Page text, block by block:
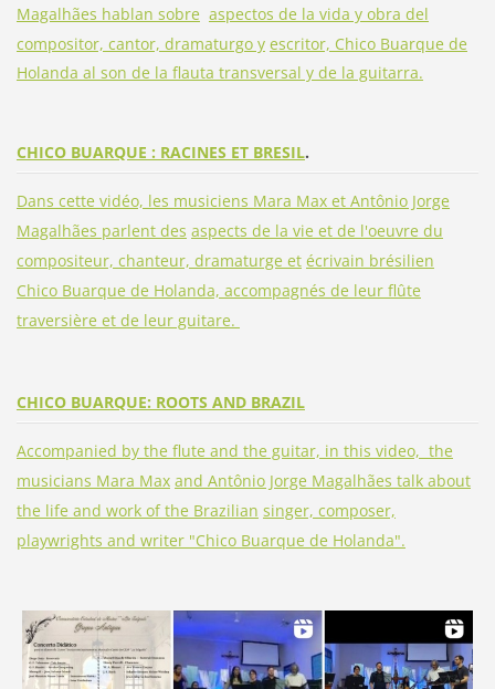
Magalhães hablan sobre aspectos de la vida y obra del
compositor, cantor, dramaturgo y escritor, Chico Buarque de
Holanda al son de la flauta transversal y de la guitarra.
CHICO BUARQUE : RACINES ET BRESIL.
Dans cette vidéo, les musiciens Mara Max et Antônio Jorge
Magalhães parlent des aspects de la vie et de l'oeuvre du
compositeur, chanteur, dramaturge et écrivain brésilien
Chico Buarque de Holanda, accompagnés de leur flûte
traversière et de leur guitare.
CHICO BUARQUE: ROOTS AND BRAZIL
Accompanied by the flute and the guitar, in this video, the
musicians Mara Max and Antônio Jorge Magalhães talk about
the life and work of the Brazilian singer, composer,
playwrights and writer "Chico Buarque de Holanda".